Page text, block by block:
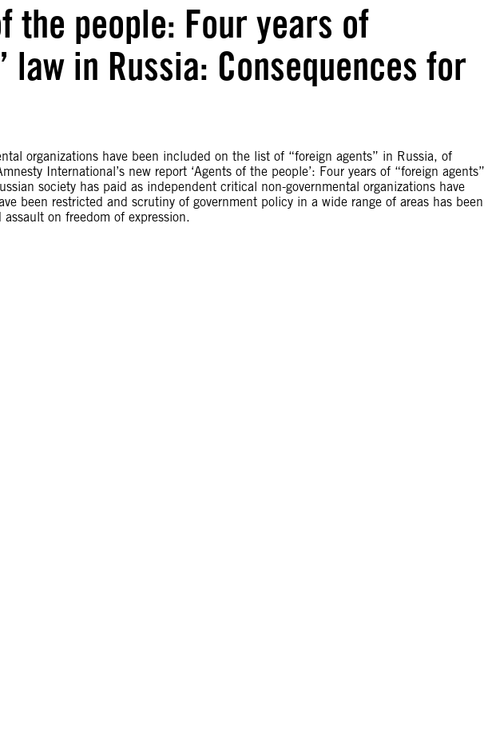
the people: Four years of
law in Russia: Consequences for
organizations have been included on the list of “foreign agents” in Russia, of
International’s new report ‘Agents of the people’: Four years of “foreign agents”
society has paid as independent critical non-governmental organizations have
been restricted and scrutiny of government policy in a wide range of areas has been
on freedom of expression.